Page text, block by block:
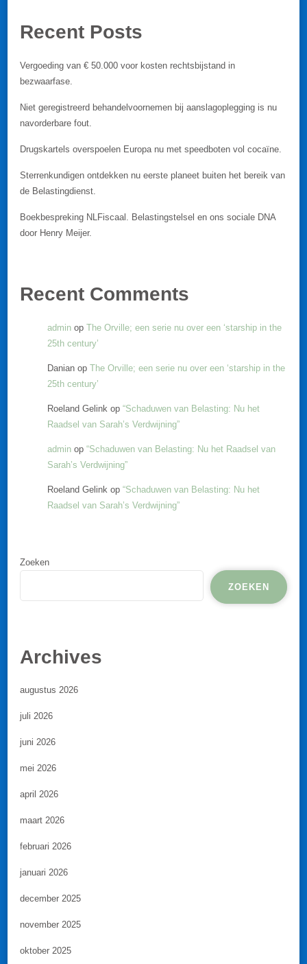
Recent Posts
Vergoeding van € 50.000 voor kosten rechtsbijstand in
bezwaarfase.
Niet geregistreerd behandelvoornemen bij aanslagoplegging is nu
navorderbare fout.
Drugskartels overspoelen Europa nu met speedboten vol cocaïne.
Sterrenkundigen ontdekken nu eerste planeet buiten het bereik van
de Belastingdienst.
Boekbespreking NLFiscaal. Belastingstelsel en ons sociale DNA
door Henry Meijer.
Recent Comments
admin op The Orville; een serie nu over een ‘starship in the
25th century’
Danian op The Orville; een serie nu over een ‘starship in the
25th century’
Roeland Gelink op “Schaduwen van Belasting: Nu het
Raadsel van Sarah’s Verdwijning”
admin op “Schaduwen van Belasting: Nu het Raadsel van
Sarah’s Verdwijning”
Roeland Gelink op “Schaduwen van Belasting: Nu het
Raadsel van Sarah’s Verdwijning”
Zoeken
ZOEKEN
Archives
augustus 2026
juli 2026
juni 2026
mei 2026
april 2026
maart 2026
februari 2026
januari 2026
december 2025
november 2025
oktober 2025